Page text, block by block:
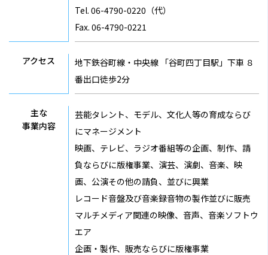
Tel. 06-4790-0220（代）
Fax. 06-4790-0221
アクセス
地下鉄谷町線・中央線 「谷町四丁目駅」下車 ８
番出口徒歩2分
主な
事業内容
芸能タレント、モデル、文化人等の育成ならび
にマネージメント
映画、テレビ、ラジオ番組等の企画、制作、請
負ならびに版権事業、演芸、演劇、音楽、映
画、公演その他の請負、並びに興業
レコード音盤及び音楽録音物の製作並びに販売
マルチメディア関連の映像、音声、音楽ソフトウ
エア
企画・製作、販売ならびに版権事業